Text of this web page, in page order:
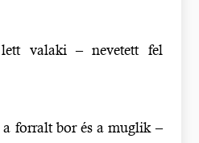
valaki – nevetett fel
forralt bor és a muglik –